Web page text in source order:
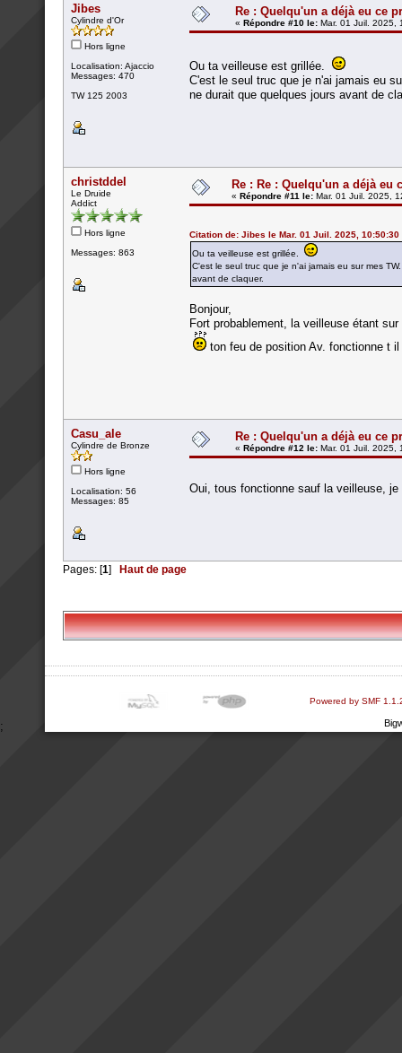
Jibes
Cylindre d'Or
Hors ligne
Localisation: Ajaccio
Messages: 470
TW 125 2003
Re : Quelqu'un a déjà eu ce
« Répondre #10 le: Mar. 01 Juil. 2025,
Ou ta veilleuse est grillée.
C'est le seul truc que je n'ai jamais eu
ne durait que quelques jours avant de
christddel
Le Druide
Addict
Hors ligne
Messages: 863
Re : Re : Quelqu'un a déjà eu
« Répondre #11 le: Mar. 01 Juil. 2025,
Citation de: Jibes le Mar. 01 Juil. 2025, 10:50:30
Ou ta veilleuse est grillée.
C'est le seul truc que je n'ai jamais eu sur mes
avant de claquer.
Bonjour,
Fort probablement, la veilleuse étant
ton feu de position Av. fonctionne t il
Casu_ale
Cylindre de Bronze
Hors ligne
Localisation: 56
Messages: 85
Re : Quelqu'un a déjà eu ce
« Répondre #12 le: Mar. 01 Juil. 2025,
Oui, tous fonctionne sauf la veilleuse,
Pages: [1] Haut de page
Powered by SMF
;